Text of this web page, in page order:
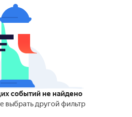
событий не найдено
выбрать другой фильтр